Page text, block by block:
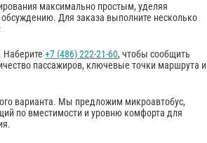
максимально простым, уделяя
Для заказа выполните несколько
+7 (486) 222-21-60, чтобы сообщить
пассажиров, ключевые точки маршрута и
варианта. Мы предложим микроавтобус,
по вместимости и уровню комфорта для